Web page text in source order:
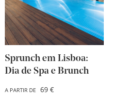
Sprunch em Lisboa:
Dia de Spa e Brunch
A PARTIR DE
69 €